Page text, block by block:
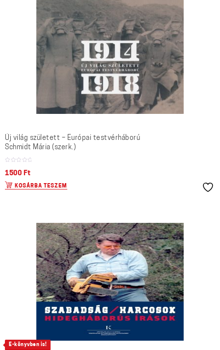
Új világ született – Európai testvérháború
Schmidt Mária (szerk.)
1500 Ft
KOSÁRBA TESZEM
E-könyvben is!